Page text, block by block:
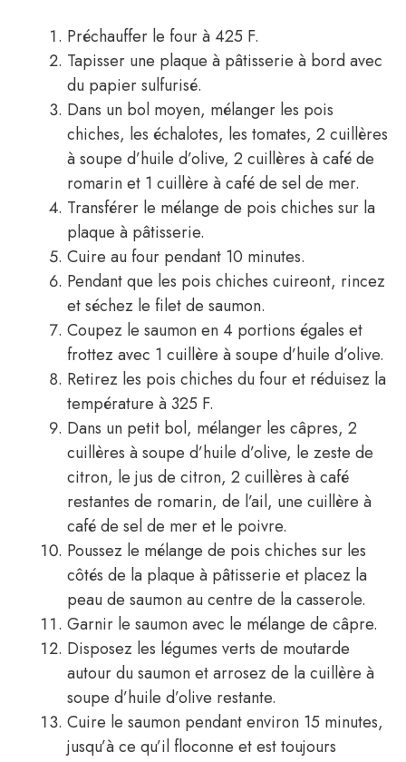
Préchauffer le four à 425 F.
Tapisser une plaque à pâtisserie à bord avec
du papier sulfurisé.
Dans un bol moyen, mélanger les pois
chiches, les échalotes, les tomates, 2 cuillères
à soupe d’huile d’olive, 2 cuillères à café de
romarin et 1 cuillère à café de sel de mer.
Transférer le mélange de pois chiches sur la
plaque à pâtisserie.
Cuire au four pendant 10 minutes.
Pendant que les pois chiches cuireont, rincez
et séchez le filet de saumon.
Coupez le saumon en 4 portions égales et
frottez avec 1 cuillère à soupe d’huile d’olive.
Retirez les pois chiches du four et réduisez la
température à 325 F.
Dans un petit bol, mélanger les câpres, 2
cuillères à soupe d’huile d’olive, le zeste de
citron, le jus de citron, 2 cuillères à café
restantes de romarin, de l’ail, une cuillère à
café de sel de mer et le poivre.
Poussez le mélange de pois chiches sur les
côtés de la plaque à pâtisserie et placez la
peau de saumon au centre de la casserole.
Garnir le saumon avec le mélange de câpre.
Disposez les légumes verts de moutarde
autour du saumon et arrosez de la cuillère à
soupe d’huile d’olive restante.
Cuire le saumon pendant environ 15 minutes,
jusqu’à ce qu’il floconne et est toujours